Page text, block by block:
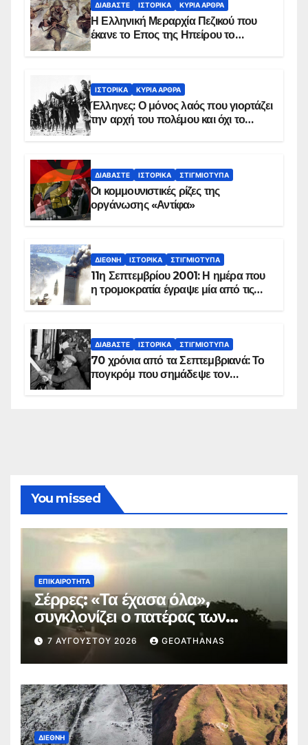
ΔΙΑΒΆΣΤΕ ΙΣΤΟΡΙΚΆ ΚΥΡΙΑ ΑΡΘΡΑ
Η Ελληνική Μεραρχία Πεζικού που
έκανε το Επος της Ηπείρου το
ΙΣΤΟΡΙΚΆ ΚΥΡΙΑ ΑΡΘΡΑ
Έλληνες: Ο μόνος λαός που γιορτάζει
την αρχή του πολέμου και όχι το
ΔΙΑΒΆΣΤΕ ΙΣΤΟΡΙΚΆ ΣΤΙΓΜΙΌΤΥΠΑ
Οι κομμουνιστικές ρίζες της
οργάνωσης «Αντίφα»
ΔΙΕΘΝΉ ΙΣΤΟΡΙΚΆ ΣΤΙΓΜΙΌΤΥΠΑ
11η Σεπτεμβρίου 2001: Η ημέρα που
η τρομοκρατία έγραψε μία από τις
ΔΙΑΒΆΣΤΕ ΙΣΤΟΡΙΚΆ ΣΤΙΓΜΙΌΤΥΠΑ
70 χρόνια από τα Σεπτεμβριανά: Το
πογκρόμ που σημάδεψε τον
You missed
ΕΠΙΚΑΙΡΌΤΗΤΑ
Σέρρες: «Τα έχασα όλα»,
συγκλονίζει ο πατέρας των
θυμάτων
7 ΑΥΓΟΎΣΤΟΥ 2026 GEOATHANAS
ΔΙΕΘΝΉ